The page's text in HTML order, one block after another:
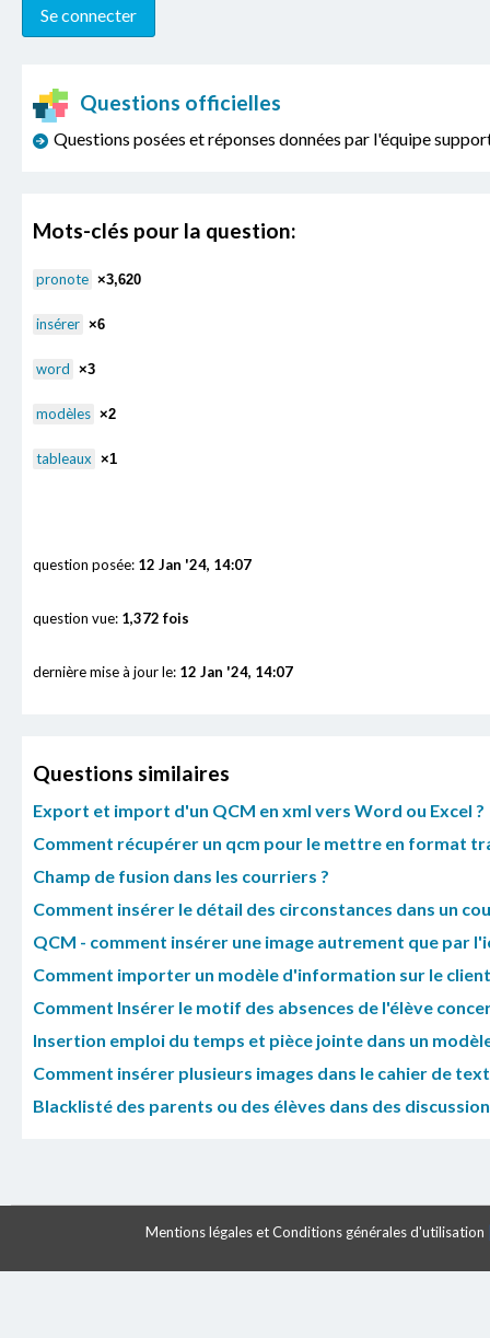
Questions officielles
Questions posées et réponses données par l'équipe
Mots-clés pour la question:
pronote ×3,620
insérer ×6
word ×3
modèles ×2
tableaux ×1
question posée: 12 Jan '24, 14:07
question vue: 1,372 fois
dernière mise à jour le: 12 Jan '24, 14:07
Questions similaires
Export et import d'un QCM en xml vers Word ou Excel ?
Comment récupérer un qcm pour le mettre en format
Champ de fusion dans les courriers ?
Comment insérer le détail des circonstances dans un
QCM - comment insérer une image autrement que par
Comment importer un modèle d'information sur le
Comment Insérer le motif des absences de l'élève
Insertion emploi du temps et pièce jointe dans un
Comment insérer plusieurs images dans le cahier de
Blacklisté des parents ou des élèves dans des
Mentions légales et Conditions générales d'utilisation